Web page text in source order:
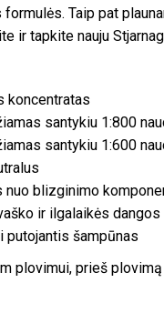
formulės. Taip pat
ir tapkite nauju
koncentratas
santykiu 1:800
santykiu 1:600
nuo blizginimo
ir ilgalaikės
putojantis šampūnas
plovimui, prieš